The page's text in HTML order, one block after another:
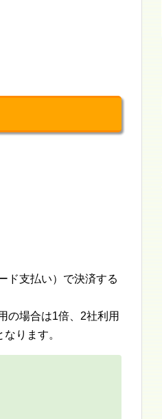
ド支払い）で決済する
の場合は1倍、2社利用
ります。